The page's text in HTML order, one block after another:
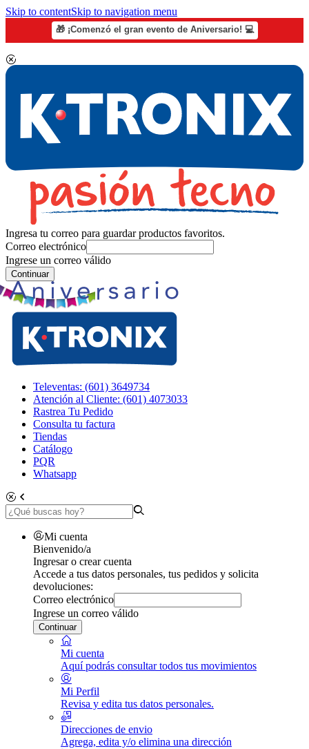
Skip to contentSkip to navigation menu
🎁 ¡Comenzó el gran evento de Aniversario! 💻
Ingresa tu correo para guardar productos favoritos.
Correo electrónico
Ingrese un correo válido
Continuar
Televentas: (601) 3649734
Atención al Cliente: (601) 4073033
Rastrea Tu Pedido
Consulta tu factura
Tiendas
Catálogo
PQR
Whatsapp
Mi cuenta
Bienvenido/a
Ingresar o crear cuenta
Accede a tus datos personales, tus pedidos y solicita
devoluciones:
Correo electrónico
Ingrese un correo válido
Continuar
Mi cuenta
Aquí podrás consultar todos tus movimientos
Mi Perfil
Revisa y edita tus datos personales.
Direcciones de envio
Agrega, edita y/o elimina una dirección